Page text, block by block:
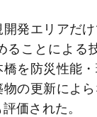
発エリアだ
ることによる
を防災性能
の更新によ
価された。